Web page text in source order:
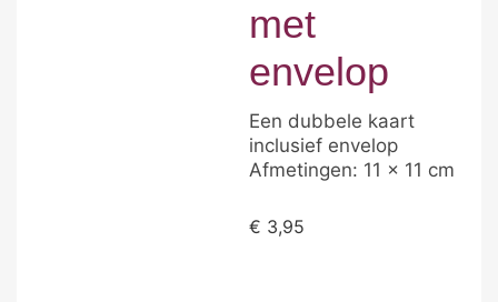
met
envelop
Een dubbele kaart
inclusief envelop
Afmetingen: 11 x 11 cm
€ 3,95